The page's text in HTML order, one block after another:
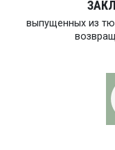
выпущенных из